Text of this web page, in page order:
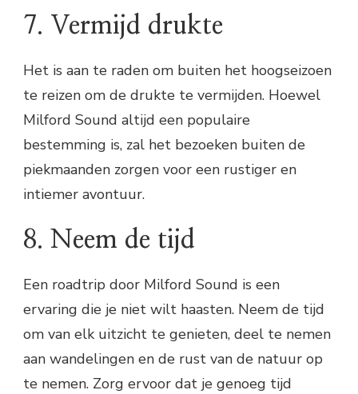
7. Vermijd drukte
Het is aan te raden om buiten het hoogseizoen
te reizen om de drukte te vermijden. Hoewel
Milford Sound altijd een populaire
bestemming is, zal het bezoeken buiten de
piekmaanden zorgen voor een rustiger en
intiemer avontuur.
8. Neem de tijd
Een roadtrip door Milford Sound is een
ervaring die je niet wilt haasten. Neem de tijd
om van elk uitzicht te genieten, deel te nemen
aan wandelingen en de rust van de natuur op
te nemen. Zorg ervoor dat je genoeg tijd